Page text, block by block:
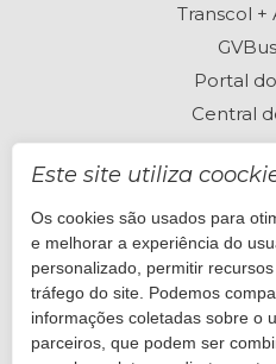
Transcol +
Portal
Central
Perguntas
Está com dúvidas?
Quero
Este site utiliza
Os cookies são usados para
e melhorar a experiência do
personalizado, permitir
tráfego do site. Podemos
informações coletadas sobre o
parceiros, que podem ser